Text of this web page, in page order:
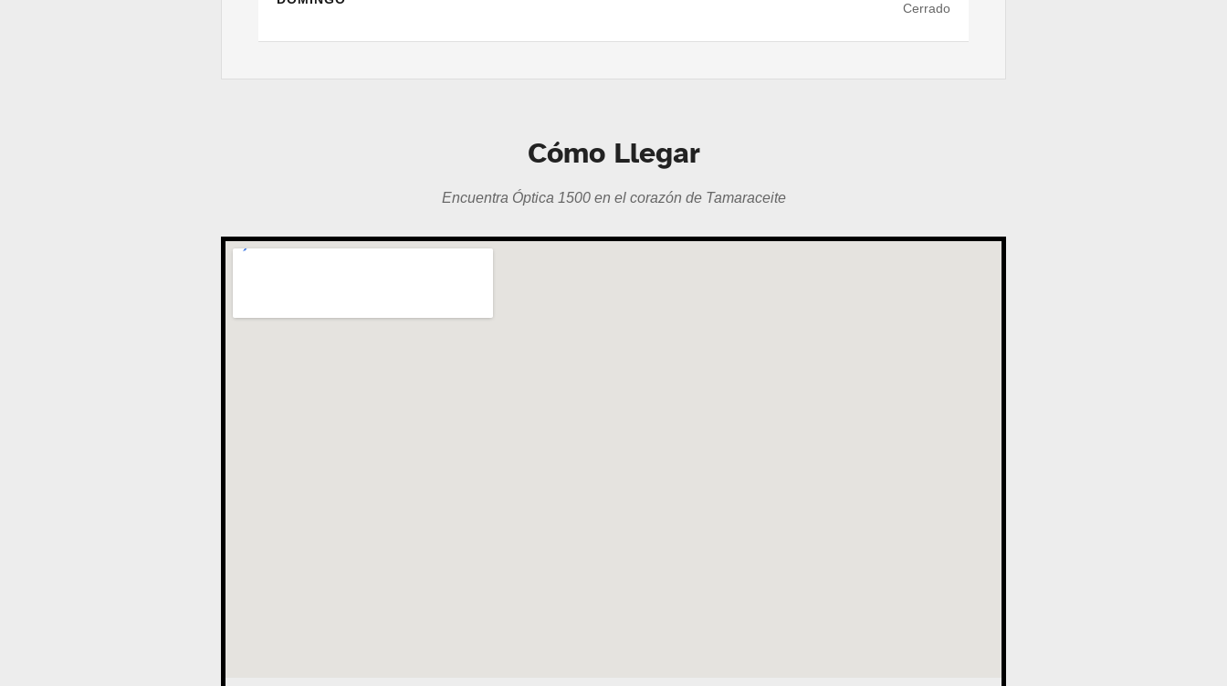
Cerrado
Cómo Llegar
Encuentra Óptica 1500 en el corazón de Tamaraceite